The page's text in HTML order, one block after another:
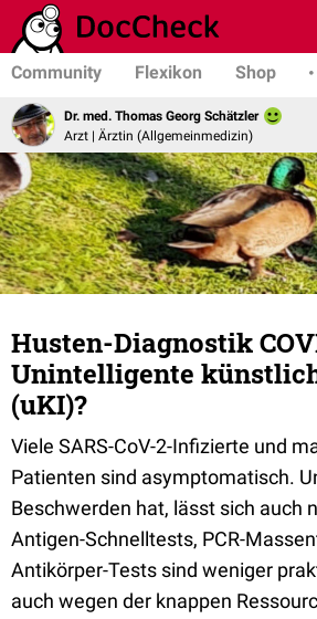
Community Flexikon Shop
Dr. med. Thomas Georg Schätzler
Arzt | Ärztin (Allgemeinmedizin)
Husten-Diagnostik
Unintelligente
(uKI)?
Viele SARS-CoV-2-Infizierte und
Patienten sind asymptomatisch.
Beschwerden hat, lässt sich auch
Antigen-Schnelltests, PCR-
Antikörper-Tests sind weniger
auch wegen der knappen